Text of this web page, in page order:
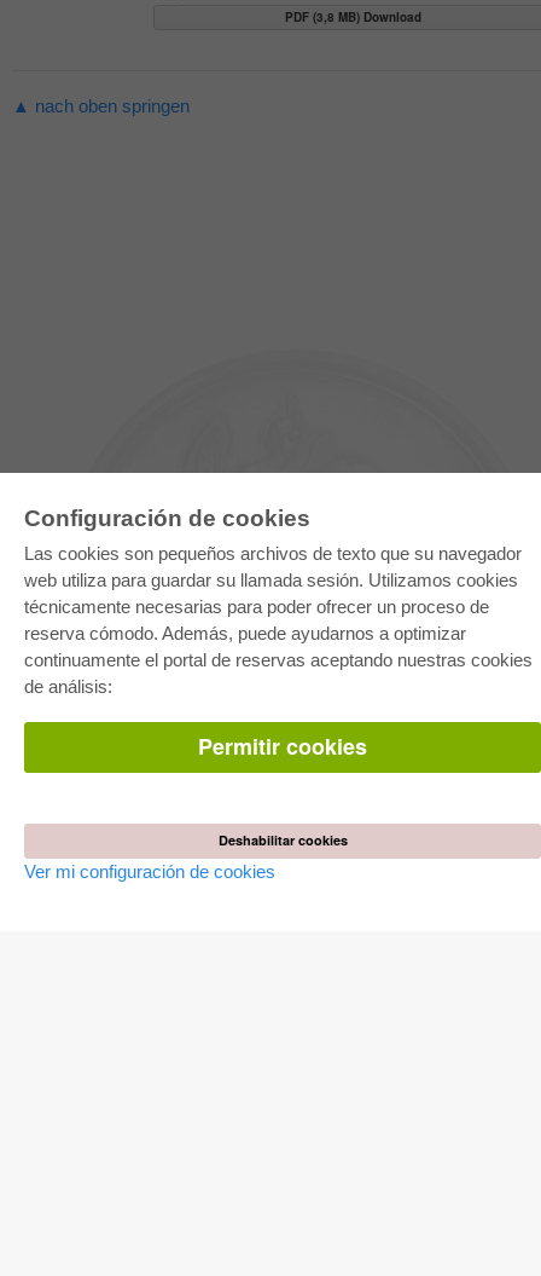
Configuración de cookies
Las cookies son pequeños archivos de texto que su navegador
web utiliza para guardar su llamada sesión. Utilizamos cookies
técnicamente necesarias para poder ofrecer un proceso de
reserva cómodo. Además, puede ayudarnos a optimizar
continuamente el portal de reservas aceptando nuestras cookies
de análisis:
Permitir cookies
Deshabilitar cookies
Ver mi configuración de cookies
PDF (3,8 MB) Download
▲ nach oben springen
E-COLLECTION
Paquete entero
Paquete de especialidades
Pick & Choose
Todos los autores
Condiciones